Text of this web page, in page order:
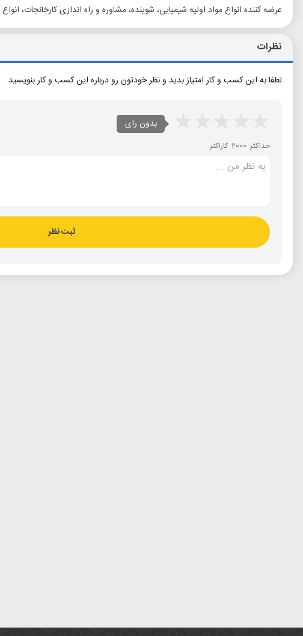
عرضه کننده انواع مواد اولیه شیمیایی، شوینده، مشاوره و راه اندازی کارخانجات، انواع
نظرات
لطفا به این کسب و کار امتیاز بدید و نظر خودتون رو درباره این کسب و کار بنویسید
بدون رای
حداکثر 2000 کاراکتر
ثبت نظر